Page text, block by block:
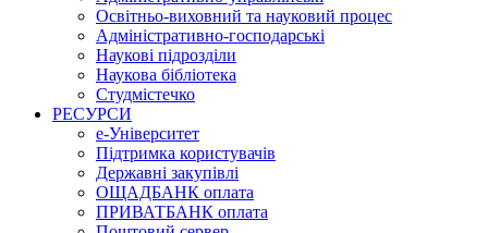
Освітньо-виховний та науковий процес
Адміністративно-господарські
Наукові підрозділи
Наукова бібліотека
Студмістечко
РЕСУРСИ
е-Університет
Підтримка користувачів
Державні закупівлі
ОЩАДБАНК оплата
ПРИВАТБАНК оплата